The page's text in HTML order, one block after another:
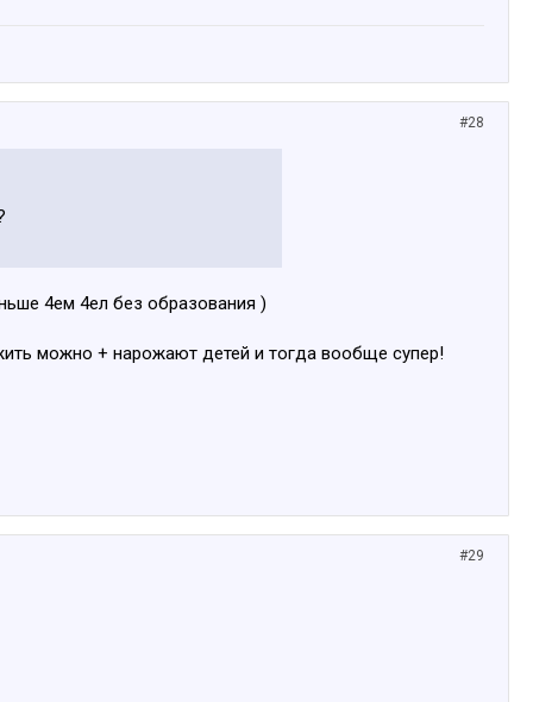
#28
4ем 4ел без образования )
можно + нарожают детей и тогда вообще супер!
#29